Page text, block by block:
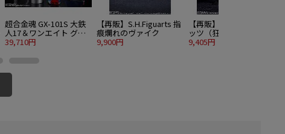
超合金魂 GX-101S 大鉄
人17＆ワンエイト グラ
ビトンBOX
39,710円
【再販】S.H.Figuarts 指
痕爛れのヴァイク
9,900円
【再販】S.H.Figuarts ガ
ッツ（狂戦士の甲冑）
9,405円